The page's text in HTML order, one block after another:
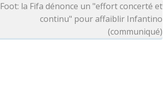
Foot: la Fifa dénonce un "effort concerté et
continu" pour affaiblir Infantino
(communiqué)